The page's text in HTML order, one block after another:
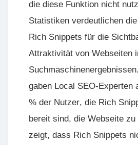
die diese Funktion nicht
Statistiken verdeutlichen
Rich Snippets für die
Attraktivität von Webseiten
gaben Local SEO-Experten
% der Nutzer, die Rich
bereit sind, die Webseite
zeigt, dass Rich Snippets